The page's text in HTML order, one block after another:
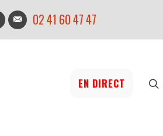
02 41 60 47 47
EN DIRECT